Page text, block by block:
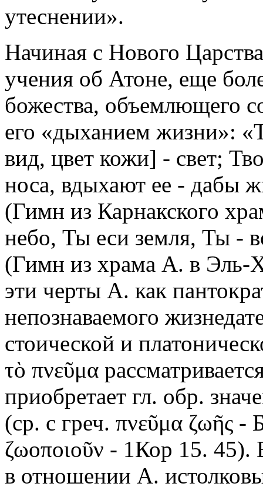
утеснении».
Начиная с Нового
учения об Атоне, еще
божества, объемлющего
его «дыханием жизни»:
вид, цвет кожи] - свет;
носа, вдыхают ее - дабы
(Гимн из Карнакского
небо, Ты еси земля, Ты -
(Гимн из храма А. в Эль-
эти черты А. как
непознаваемого
стоической и
τὸ πνεῦμα
приобретает гл. обр.
(ср. с греч. πνεῦμα ζωῆς
ζωοποιοῦν - 1Кор 15. 45).
в отношении А.